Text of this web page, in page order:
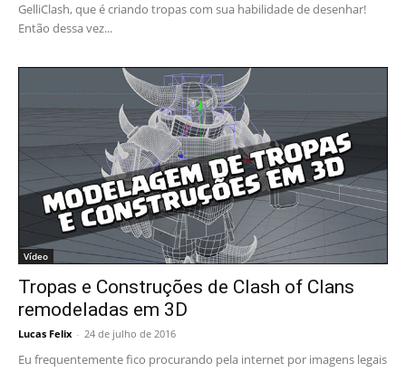
GelliClash, que é criando tropas com sua habilidade de desenhar!
Então dessa vez...
Vídeo
Tropas e Construções de Clash of Clans
remodeladas em 3D
Lucas Felix - 24 de julho de 2016
Eu frequentemente fico procurando pela internet por imagens legais